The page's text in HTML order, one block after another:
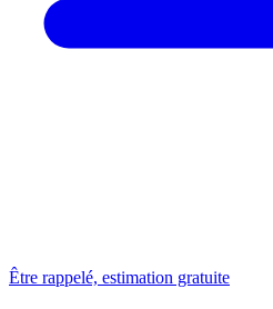
Être rappelé, estimation gratuite